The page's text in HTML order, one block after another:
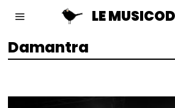
LE
Damantra